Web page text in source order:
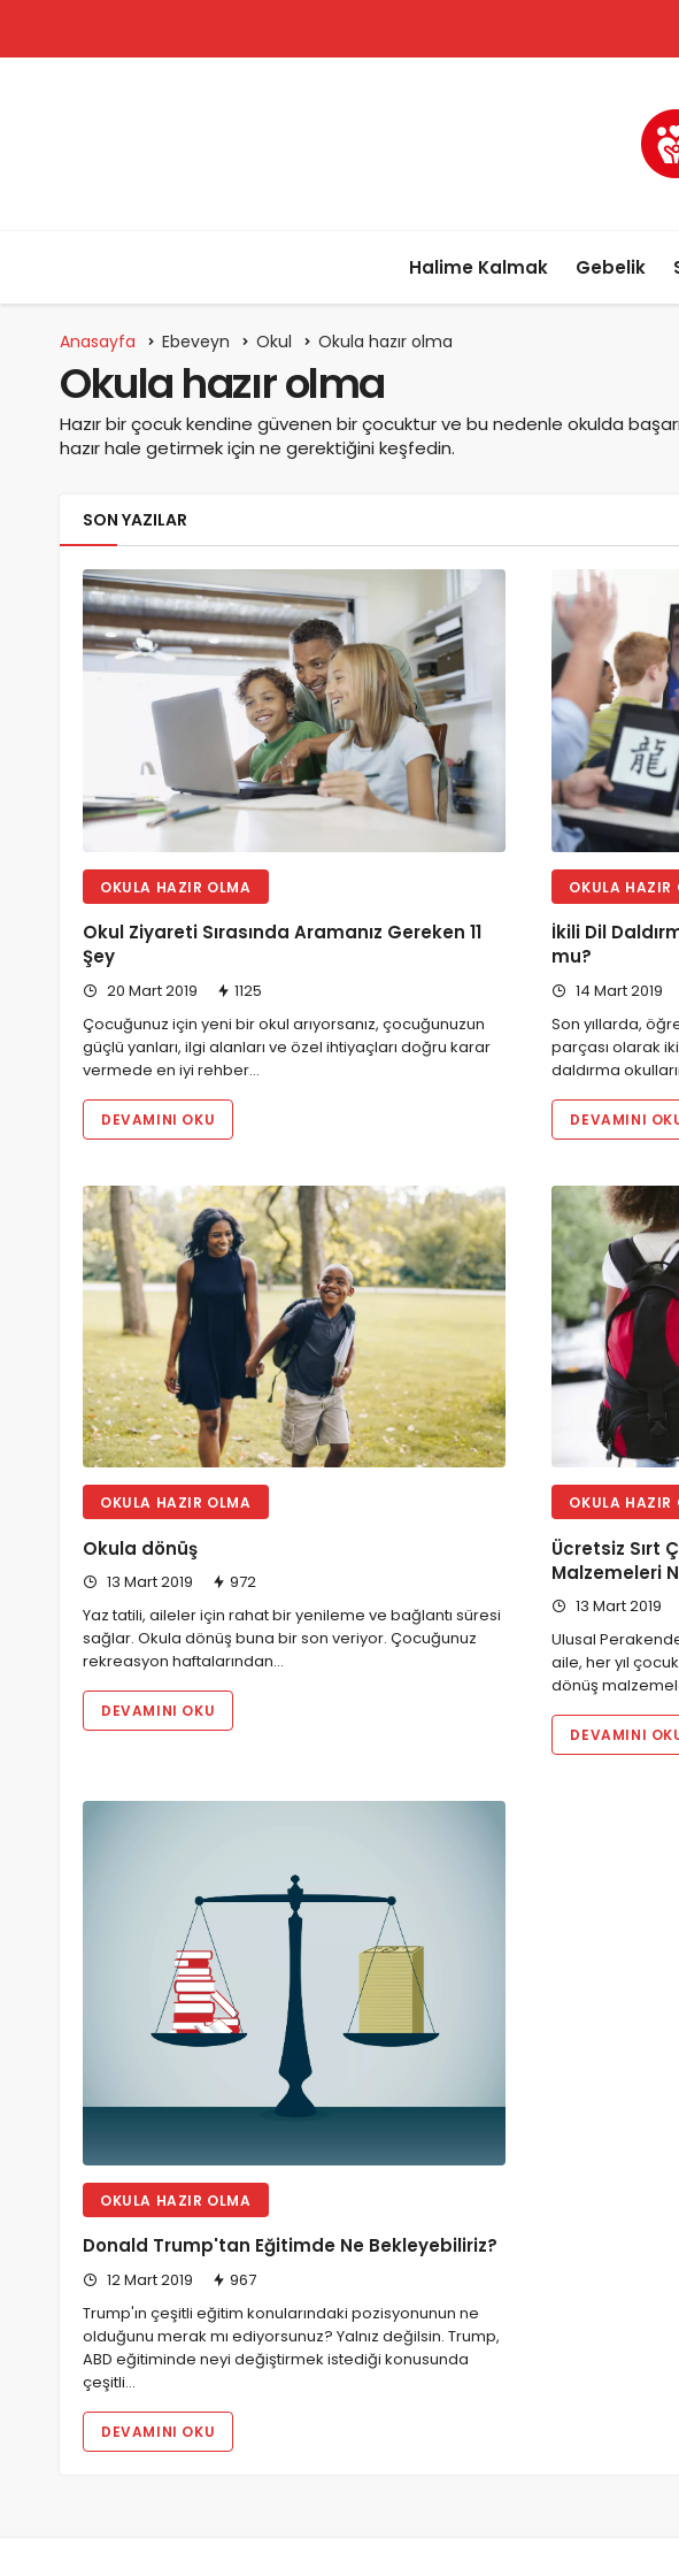
Halime Kalmak Gebelik
Anasayfa Ebeveyn Okul Okula hazır olma
Okula hazır olma
Hazır bir çocuk kendine güvenen bir çocuktur ve bu nedenle okulda
hazır hale getirmek için ne gerektiğini keşfedin.
SON YAZILAR
OKULA HAZIR OLMA
Okul Ziyareti Sırasında Aramanız Gereken 11
Şey
20 Mart 2019
1125
Çocuğunuz için yeni bir okul arıyorsanız, çocuğunuzun
güçlü yanları, ilgi alanları ve özel ihtiyaçları doğru karar
vermede en iyi rehber…
DEVAMINI OKU
OKULA HAZIR
İkili Dil
mu?
14 Mart 2019
Son yıllarda,
parçası olarak
daldırma
DEVAMINI
OKULA HAZIR OLMA
Okula dönüş
13 Mart 2019
972
Yaz tatili, aileler için rahat bir yenileme ve bağlantı süresi
sağlar. Okula dönüş buna bir son veriyor. Çocuğunuz
rekreasyon haftalarından…
DEVAMINI OKU
OKULA HAZIR
Ücretsiz Sırt
Malzemeleri
13 Mart 2019
Ulusal
aile, her yıl
dönüş
DEVAMINI
OKULA HAZIR OLMA
Donald Trump'tan Eğitimde Ne Bekleyebiliriz?
12 Mart 2019
967
Trump'ın çeşitli eğitim konularındaki pozisyonunun ne
olduğunu merak mı ediyorsunuz? Yalnız değilsin. Trump,
ABD eğitiminde neyi değiştirmek istediği konusunda
çeşitli…
DEVAMINI OKU